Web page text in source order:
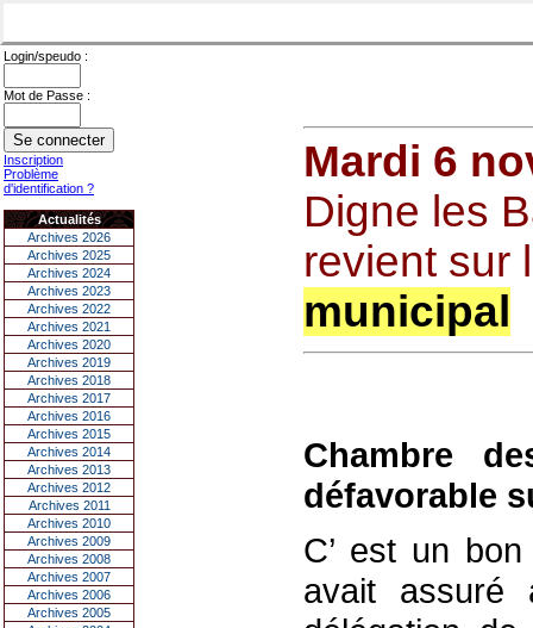
Login/speudo :
Mot de Passe :
Inscription
Problème
d'identification ?
Actualités
Archives 2026
Archives 2025
Archives 2024
Archives 2023
Archives 2022
Archives 2021
Archives 2020
Archives 2019
Archives 2018
Archives 2017
Archives 2016
Archives 2015
Archives 2014
Archives 2013
Archives 2012
Archives 2011
Archives 2010
Archives 2009
Archives 2008
Archives 2007
Archives 2006
Archives 2005
Mardi 6
Digne les
revient sur
municipal
Chambre
défavorable
C’ est un
avait assuré